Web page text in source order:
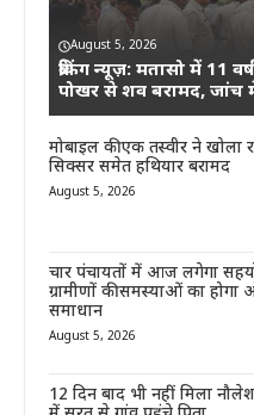
August 5, 2026
ब्रेकिंग न्यूज़: मतासो में 11
पोखर से शव बरामद, जांच
मोबाइल की एक तस्वीर ने खोला
सिक्सर समेत हथियार बरामद
August 5, 2026
चार पंचायतों में आज लगेगा
ग्रामीणों की समस्याओं का होगा
समाधान
August 5, 2026
12 दिन बाद भी नहीं मिला